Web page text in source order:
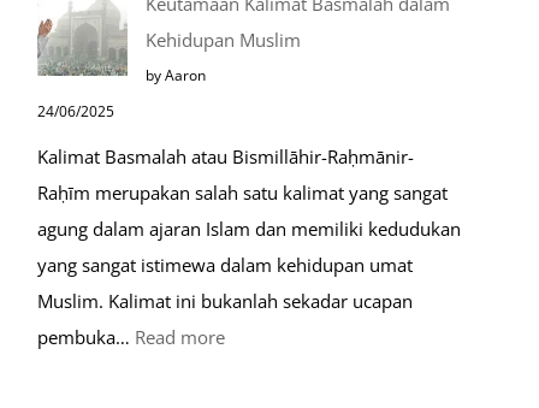
Kehidupan Muslim
by Aaron
24/06/2025
Kalimat Basmalah atau Bismillāhir-Raḥmānir-
Raḥīm merupakan salah satu kalimat yang sangat
agung dalam ajaran Islam dan memiliki kedudukan
yang sangat istimewa dalam kehidupan umat
Muslim. Kalimat ini bukanlah sekadar ucapan
pembuka… Read more: